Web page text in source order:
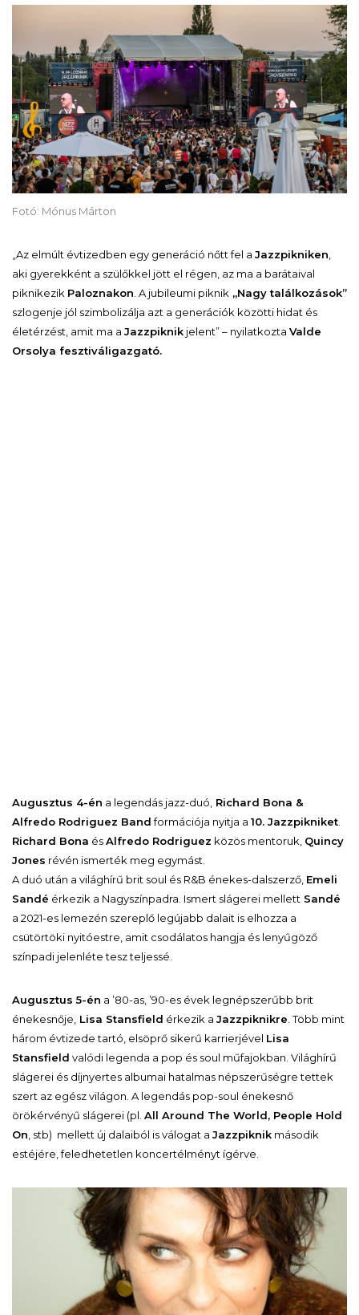
Fotó: Mónus Márton
„Az elmúlt évtizedben egy generáció nőtt fel a Jazzpikniken
aki gyerekként a szülőkkel jött el régen, az ma a barátaival
piknikezik Paloznakon . A jubileumi piknik „Nagy találkozások”
szlogenje jól szimbolizálja azt a generációk közötti hidat és
életérzést, amit ma a Jazzpiknik jelent” – nyilatkozta Valde
Orsolya fesztiváligazgató.
Augusztus 4-én a legendás jazz-duó, Richard Bona &
Alfredo Rodriguez Bandformációja nyitja a 10. Jazzpikniket
Richard Bona ésAlfredo Rodriguez közös mentoruk, Quincy
Jones révén ismerték meg egymást.
A duó után a világhírű brit soul és R&B énekes-dalszerző, Emeli
Sandé érkezik a Nagyszínpadra. Ismert slágerei mellett Sandé
a 2021-es lemezén szereplő legújabb dalait is elhozza a
csütörtöki nyitóestre, amit csodálatos hangja és lenyűgöző
színpadi jelenléte tesz teljessé.
Augusztus 5-én a ’80-as, ’90-es évek legnépszerűbb brit
énekesnője, Lisa Stansfield érkezik a Jazzpiknikre . Több mint
három évtizede tartó, elsöprő sikerű karrierjével Lisa
Stansfield valódi legenda a pop és soul műfajokban. Világhírű
slágerei és díjnyertes albumai hatalmas népszerűségre tettek
szert az egész világon. A legendás pop-soul énekesnő
örökérvényű slágerei (pl. All Around The World, People Hold
On , stb) mellett új dalaiból is válogat a Jazzpiknik második
estéjére, feledhetetlen koncertélményt ígérve.